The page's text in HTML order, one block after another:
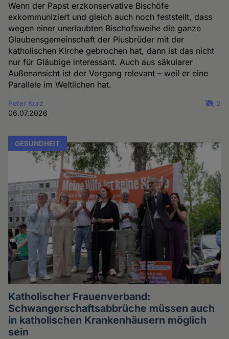
Wenn der Papst erzkonservative Bischöfe
exkommuniziert und gleich auch noch feststellt, dass
wegen einer unerlaubten Bischofsweihe die ganze
Glaubensgemeinschaft der Piusbrüder mit der
katholischen Kirche gebrochen hat, dann ist das nicht
nur für Gläubige interessant. Auch aus säkularer
Außenansicht ist der Vorgang relevant – weil er eine
Parallele im Weltlichen hat.
Peter Kurz
06.07.2026
2
GESUNDHEIT
Katholischer Frauenverband:
Schwangerschaftsabbrüche müssen auch
in katholischen Krankenhäusern möglich
sein